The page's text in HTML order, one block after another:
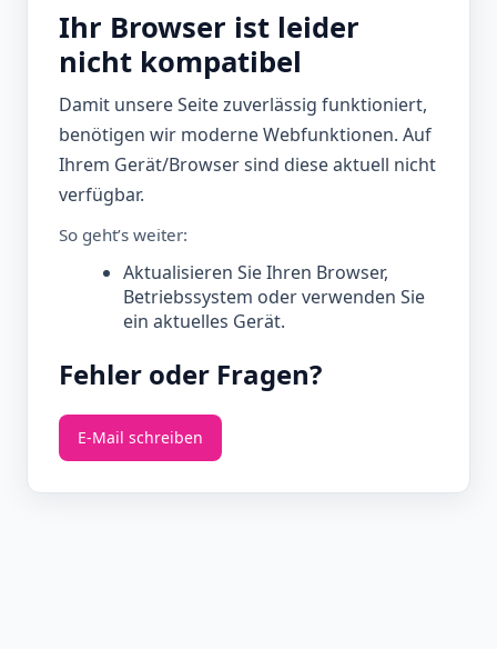
Ihr Browser ist leider
nicht kompatibel
Damit unsere Seite zuverlässig funktioniert,
benötigen wir moderne Webfunktionen. Auf
Ihrem Gerät/Browser sind diese aktuell nicht
verfügbar.
So geht’s weiter:
Aktualisieren Sie Ihren Browser,
Betriebssystem oder verwenden Sie
ein aktuelles Gerät.
Fehler oder Fragen?
E‑Mail schreiben